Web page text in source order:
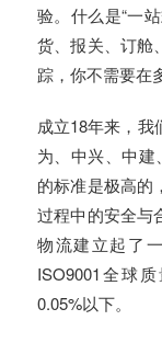
验。什么是“一
货、报关、订舱
踪，你不需要在
成立18年来，我
为、中兴、中
的标准是极高的
过程中的安全与
物流建立起了
ISO9001全球
0.05%以下。